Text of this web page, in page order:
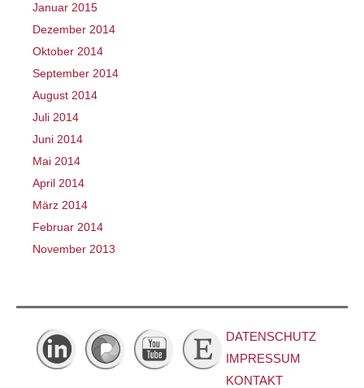
Januar 2015
Dezember 2014
Oktober 2014
September 2014
August 2014
Juli 2014
Juni 2014
Mai 2014
April 2014
März 2014
Februar 2014
November 2013
DATENSCHUTZ
IMPRESSUM
KONTAKT